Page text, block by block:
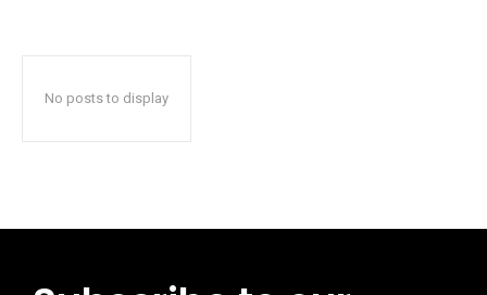
No posts to display